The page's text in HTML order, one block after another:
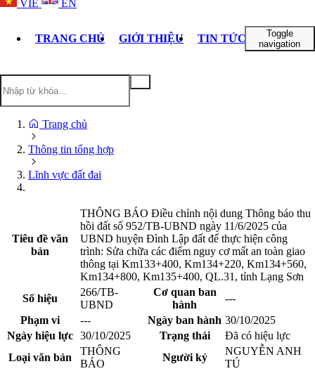
VIE EN
TRANG CHỦ GIỚI THIỆU TIN TỨC - SỰ KIỆN
Toggle
navigation
Trang chủ
Thông tin tổng hợp
Lĩnh vực đất đai
Tiêu đề văn
bản
THÔNG BÁO Điều chỉnh nội dung Thông báo thu
hồi đất số 952/TB-UBND ngày 11/6/2025 của
UBND huyện Đình Lập đất để thực hiện công
trình: Sửa chữa các điểm nguy cơ mất an toàn giao
thông tại Km133+400, Km134+220, Km134+560,
Km134+800, Km135+400, QL.31, tỉnh Lạng Sơn
Số hiệu
266/TB-
UBND
Cơ quan ban
hành
---
Phạm vi
--- Ngày ban hành 30/10/2025
Ngày hiệu lực
30/10/2025 Trạng thái
Đã có hiệu lực
Loại văn bản
THÔNG
BÁO
Người ký
NGUYỄN ANH
TÚ